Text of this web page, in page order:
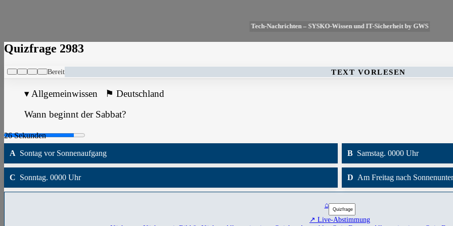
Tech-Nachrichten – SYSKO-Wissen und IT-Sicherheit by GWS
Quizfrage 2983
Bereit TEXT VORLESEN
▾ Allgemeinwissen ⚑ Deutschland
Wann beginnt der Sabbat?
A Sontag vor Sonnenaufgang B Samstag. 0000 Uhr
C Sonntag. 0000 Uhr D Am Freitag nach
⌂
↗ Live-Abstimmung